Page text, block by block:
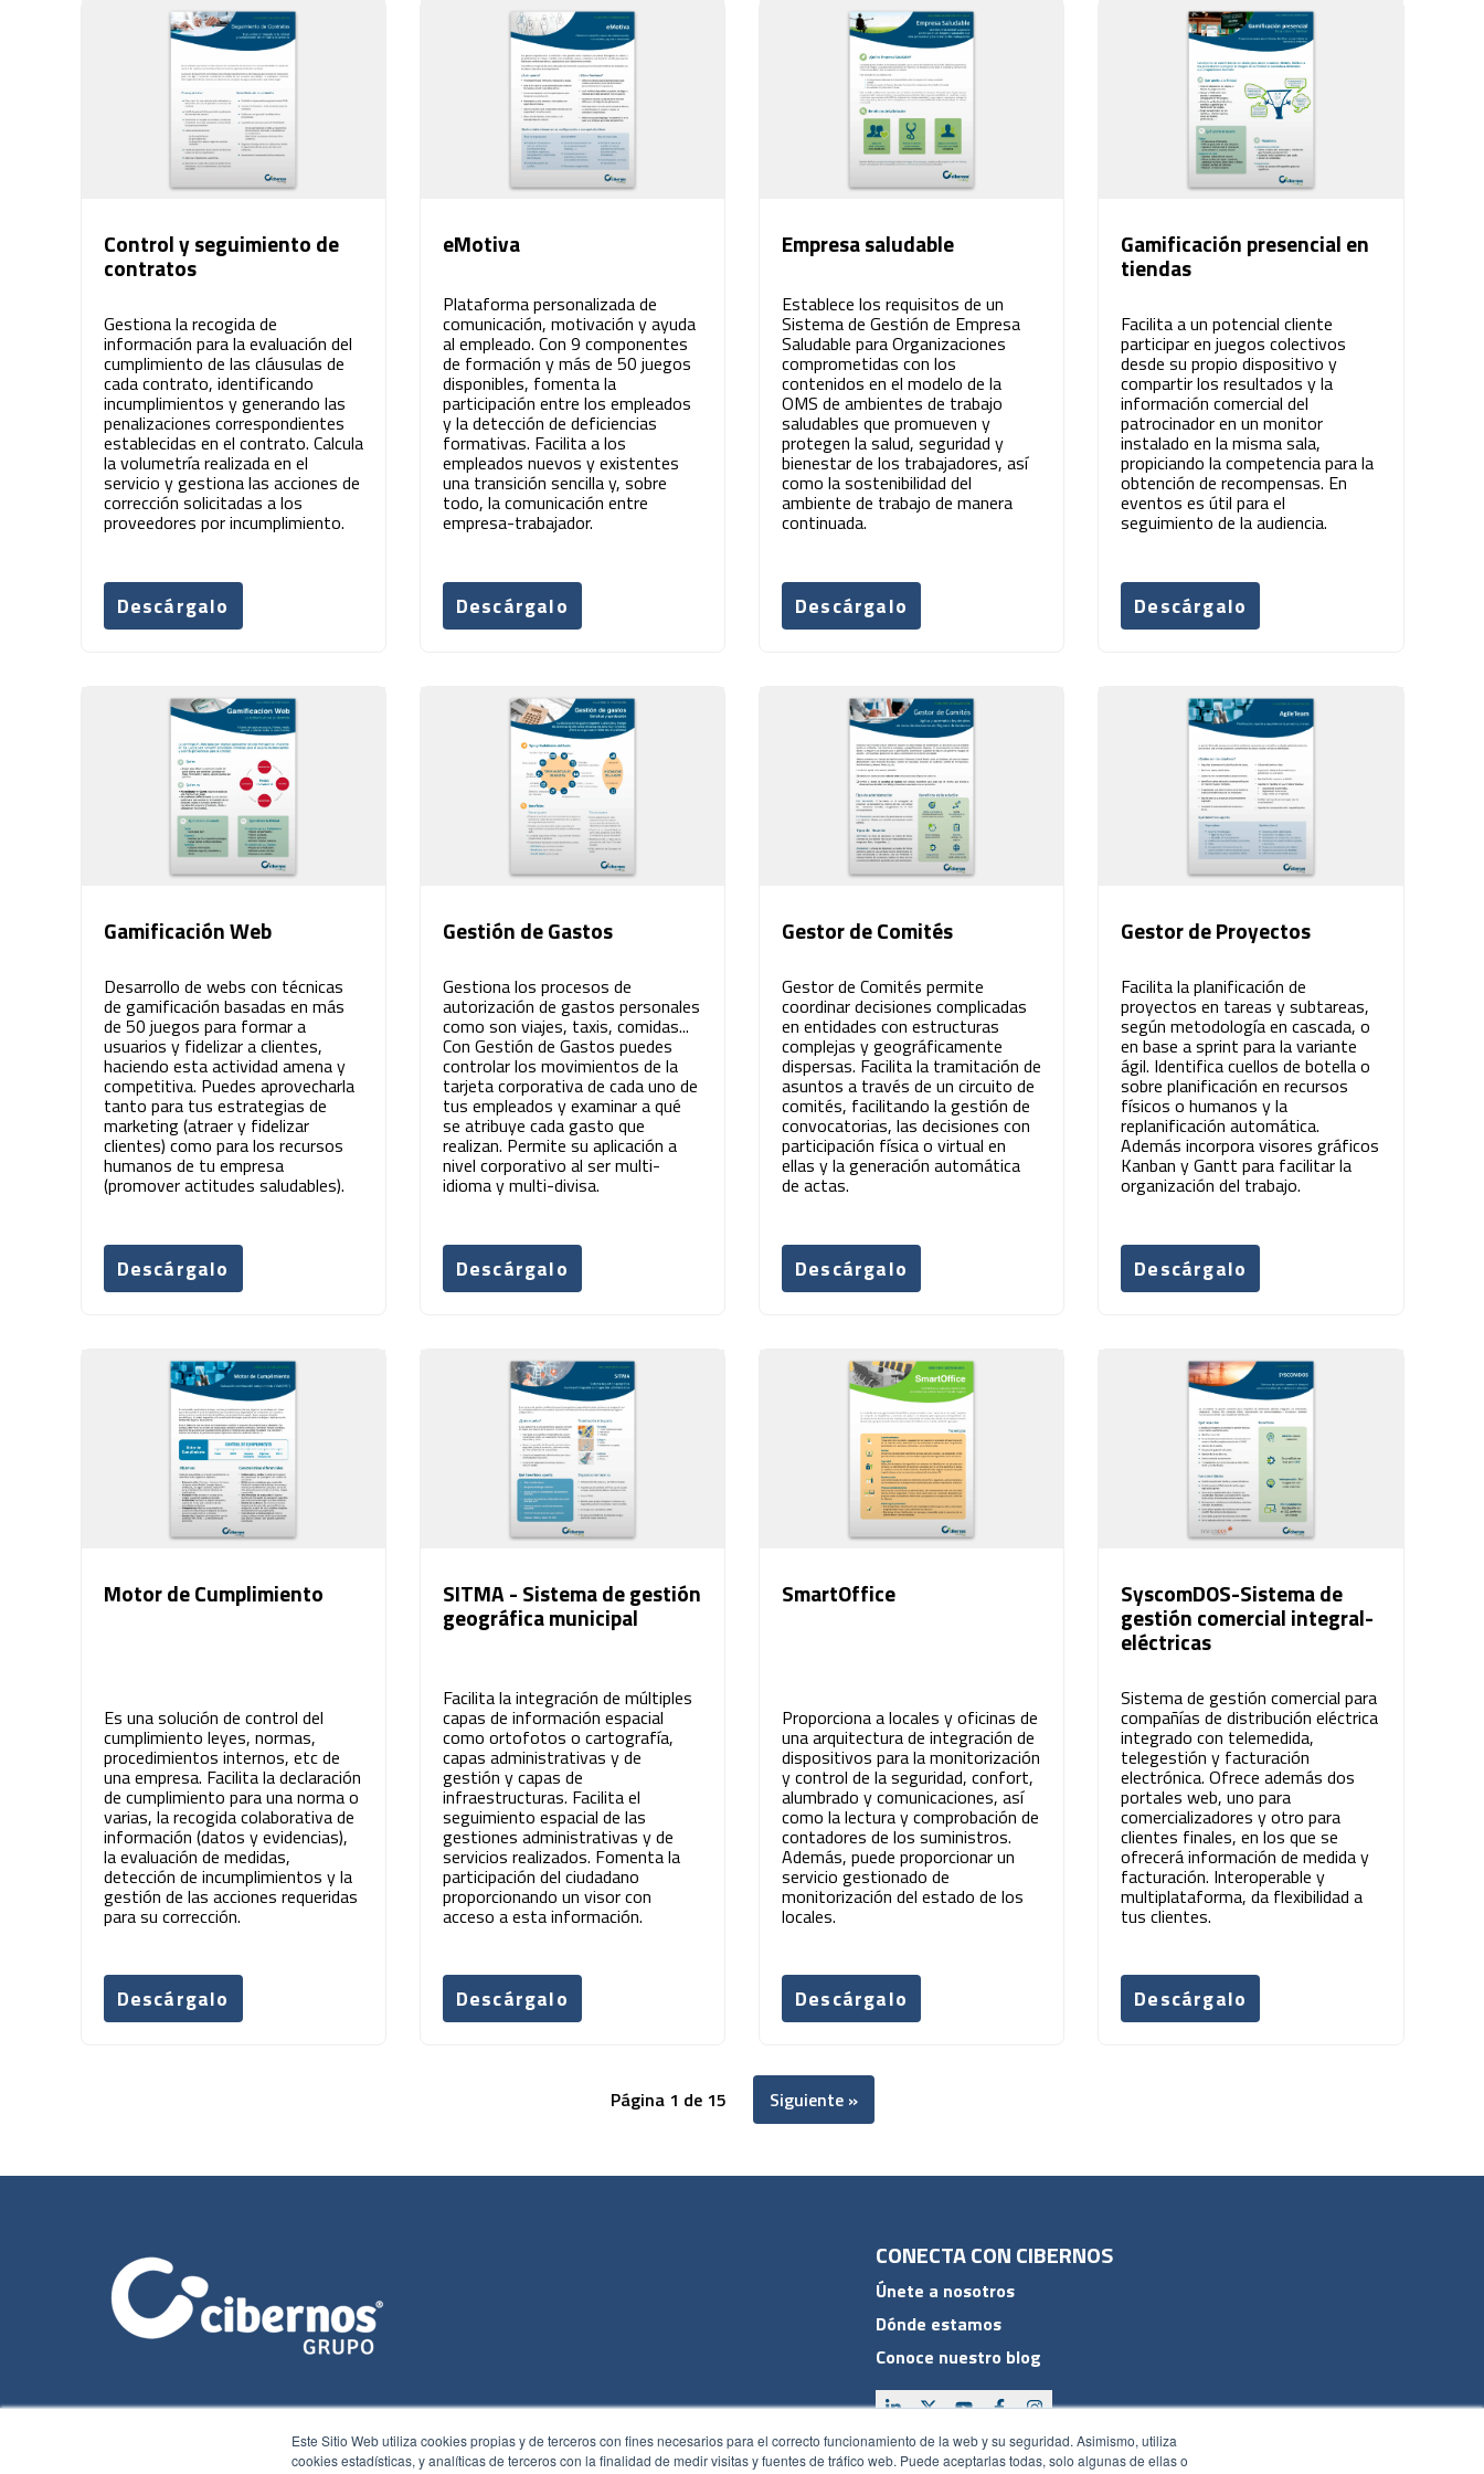
Este Sitio Web utiliza cookies propias y de terceros con fines necesarios para el correcto funcionamiento de la web y su seguridad. Asimismo, utiliza
cookies estadísticas, y analíticas de terceros con la finalidad de medir visitas y fuentes de tráfico web. Puede aceptarlas todas, solo algunas de ellas o
Innovación para optimizar la gestión
académica y administrativa.
Control y seguimiento de
contratos
Gestiona la recogida de
información para la evaluación del
cumplimiento de las cláusulas de
cada contrato, identificando
incumplimientos y generando las
penalizaciones correspondientes
establecidas en el contrato. Calcula
la volumetría realizada en el
servicio y gestiona las acciones de
corrección solicitadas a los
proveedores por incumplimiento.
Descárgalo
eMotiva
Plataforma personalizada de
comunicación, motivación y ayuda
al empleado. Con 9 componentes
de formación y más de 50 juegos
disponibles, fomenta la
participación entre los empleados
y la detección de deficiencias
formativas. Facilita a los
empleados nuevos y existentes
una transición sencilla y, sobre
todo, la comunicación entre
empresa-trabajador.
Descárgalo
Empresa saludable
Establece los requisitos de un
Sistema de Gestión de Empresa
Saludable para Organizaciones
comprometidas con los
contenidos en el modelo de la
OMS de ambientes de trabajo
saludables que promueven y
protegen la salud, seguridad y
bienestar de los trabajadores, así
como la sostenibilidad del
ambiente de trabajo de manera
continuada.
Descárgalo
Gamificación presencial en
tiendas
Facilita a un potencial cliente
participar en juegos colectivos
desde su propio dispositivo y
compartir los resultados y la
información comercial del
patrocinador en un monitor
instalado en la misma sala,
propiciando la competencia para la
obtención de recompensas. En
eventos es útil para el
seguimiento de la audiencia.
Descárgalo
Gamificación Web
Desarrollo de webs con técnicas
de gamificación basadas en más
de 50 juegos para formar a
usuarios y fidelizar a clientes,
haciendo esta actividad amena y
competitiva. Puedes aprovecharla
tanto para tus estrategias de
marketing (atraer y fidelizar
clientes) como para los recursos
humanos de tu empresa
(promover actitudes saludables).
Descárgalo
Gestión de Gastos
Gestiona los procesos de
autorización de gastos personales
como son viajes, taxis, comidas...
Con Gestión de Gastos puedes
controlar los movimientos de la
tarjeta corporativa de cada uno de
tus empleados y examinar a qué
se atribuye cada gasto que
realizan. Permite su aplicación a
nivel corporativo al ser multi-
idioma y multi-divisa.
Descárgalo
Gestor de Comités
Gestor de Comités permite
coordinar decisiones complicadas
en entidades con estructuras
complejas y geográficamente
dispersas. Facilita la tramitación de
asuntos a través de un circuito de
comités, facilitando la gestión de
convocatorias, las decisiones con
participación física o virtual en
ellas y la generación automática
de actas.
Descárgalo
Gestor de Proyectos
Facilita la planificación de
proyectos en tareas y subtareas,
según metodología en cascada, o
en base a sprint para la variante
ágil. Identifica cuellos de botella o
sobre planificación en recursos
físicos o humanos y la
replanificación automática.
Además incorpora visores gráficos
Kanban y Gantt para facilitar la
organización del trabajo.
Descárgalo
Motor de Cumplimiento
Es una solución de control del
cumplimiento leyes, normas,
procedimientos internos, etc de
una empresa. Facilita la declaración
de cumplimiento para una norma o
varias, la recogida colaborativa de
información (datos y evidencias),
la evaluación de medidas,
detección de incumplimientos y la
gestión de las acciones requeridas
para su corrección.
Descárgalo
SITMA - Sistema de gestión
geográfica municipal
Facilita la integración de múltiples
capas de información espacial
como ortofotos o cartografía,
capas administrativas y de
gestión y capas de
infraestructuras. Facilita el
seguimiento espacial de las
gestiones administrativas y de
servicios realizados. Fomenta la
participación del ciudadano
proporcionando un visor con
acceso a esta información.
Descárgalo
SmartOffice
Proporciona a locales y oficinas de
una arquitectura de integración de
dispositivos para la monitorización
y control de la seguridad, confort,
alumbrado y comunicaciones, así
como la lectura y comprobación de
contadores de los suministros.
Además, puede proporcionar un
servicio gestionado de
monitorización del estado de los
locales.
Descárgalo
SyscomDOS-Sistema de
gestión comercial integral-
eléctricas
Sistema de gestión comercial para
compañías de distribución eléctrica
integrado con telemedida,
telegestión y facturación
electrónica. Ofrece además dos
portales web, uno para
comercializadores y otro para
clientes finales, en los que se
ofrecerá información de medida y
facturación. Interoperable y
multiplataforma, da flexibilidad a
tus clientes.
Descárgalo
Página 1 de 15 Siguiente »
CONECTA CON CIBERNOS
Únete a nosotros
Dónde estamos
Conoce nuestro blog